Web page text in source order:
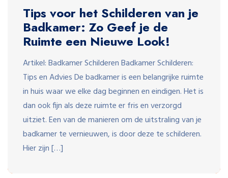
Tips voor het Schilderen van je
Badkamer: Zo Geef je de
Ruimte een Nieuwe Look!
Artikel: Badkamer Schilderen Badkamer Schilderen:
Tips en Advies De badkamer is een belangrijke ruimte
in huis waar we elke dag beginnen en eindigen. Het is
dan ook fijn als deze ruimte er fris en verzorgd
uitziet. Een van de manieren om de uitstraling van je
badkamer te vernieuwen, is door deze te schilderen.
Hier zijn […]